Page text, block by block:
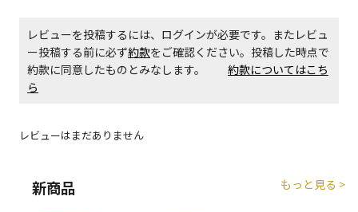
レビューを投稿するには、ログインが必要です。またレビュ
ー投稿する前に必ず約款をご確認ください。投稿した時点で
約款に同意したものとみなします。 約款についてはこち
ら
レビューはまだありません
新商品 もっと見る >